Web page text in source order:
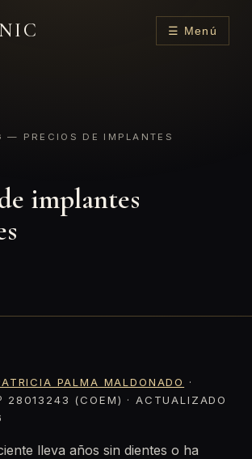
☰ Menú
— PRECIOS DE IMPLANTES
implantes
PALMA MALDONADO
·
28013243 (COEM) · ACTUALIZADO
lleva años sin dientes o ha